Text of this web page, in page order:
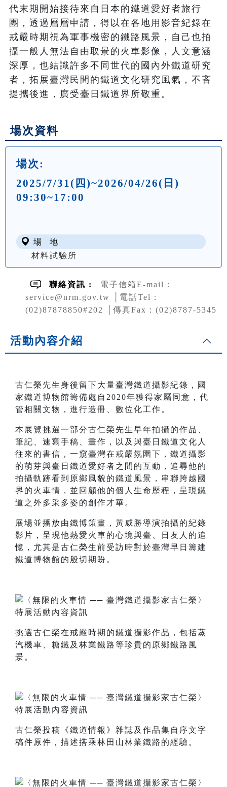
代末期開始接待來自日本的鐵道愛好者旅行
團，透過層層申請，得以在各地用影音紀錄在
戒嚴時期視為軍事機密的鐵路風景，自己也拍
攝一般人無法自由取景的火車影像，人文意涵
深厚，也結識許多不同世代的國內外鐵道研究
者，拓展臺灣民間的鐵道文化研究風氣，不吝
場次資料
場次:
2025/7/31(四)~2026/04/26(日)
09:30~17:00
場 地
材料試驗所
聯絡資訊 :
電子信箱E-mail：
service@nrm.gov.tw │電話Tel：
(02)87878850#202 │傳真Fax：(02)8787-5345
活動內容介紹
古仁榮先生身後留下大量臺灣鐵道攝影紀錄，國
家鐵道博物館籌備處自2020年獲得家屬同意，代
管相關文物，進行造冊、數位化工作。
本展覽挑選一部分古仁榮先生早年拍攝的作品、
筆記、速寫手稿、畫作，以及與臺日鐵道文化人
往來的書信，一窺臺灣在戒嚴氛圍下，鐵道攝影
的萌芽與臺日鐵道愛好者之間的互動，追尋他的
拍攝軌跡看到原鄉風貌的鐵道風景，串聯跨越國
界的火車情，並回顧他的個人生命歷程，呈現鐵
道之外多采多姿的創作才華。
展場並播放由鐵博策畫，黃威勝導演拍攝的紀錄
影片，呈現他熱愛火車的心境與臺、日友人的追
憶，尤其是古仁榮生前受訪時對於臺灣早日籌建
鐵道博物館的殷切期盼。
挑選古仁榮在戒嚴時期的鐵道攝影作品，包括蒸
汽機車、糖鐵及林業鐵路等珍貴的原鄉鐵路風
景。
古仁榮投稿《鐵道情報》雜誌及作品集自序文字
稿件原件，描述搭乘林田山林業鐵路的經驗。